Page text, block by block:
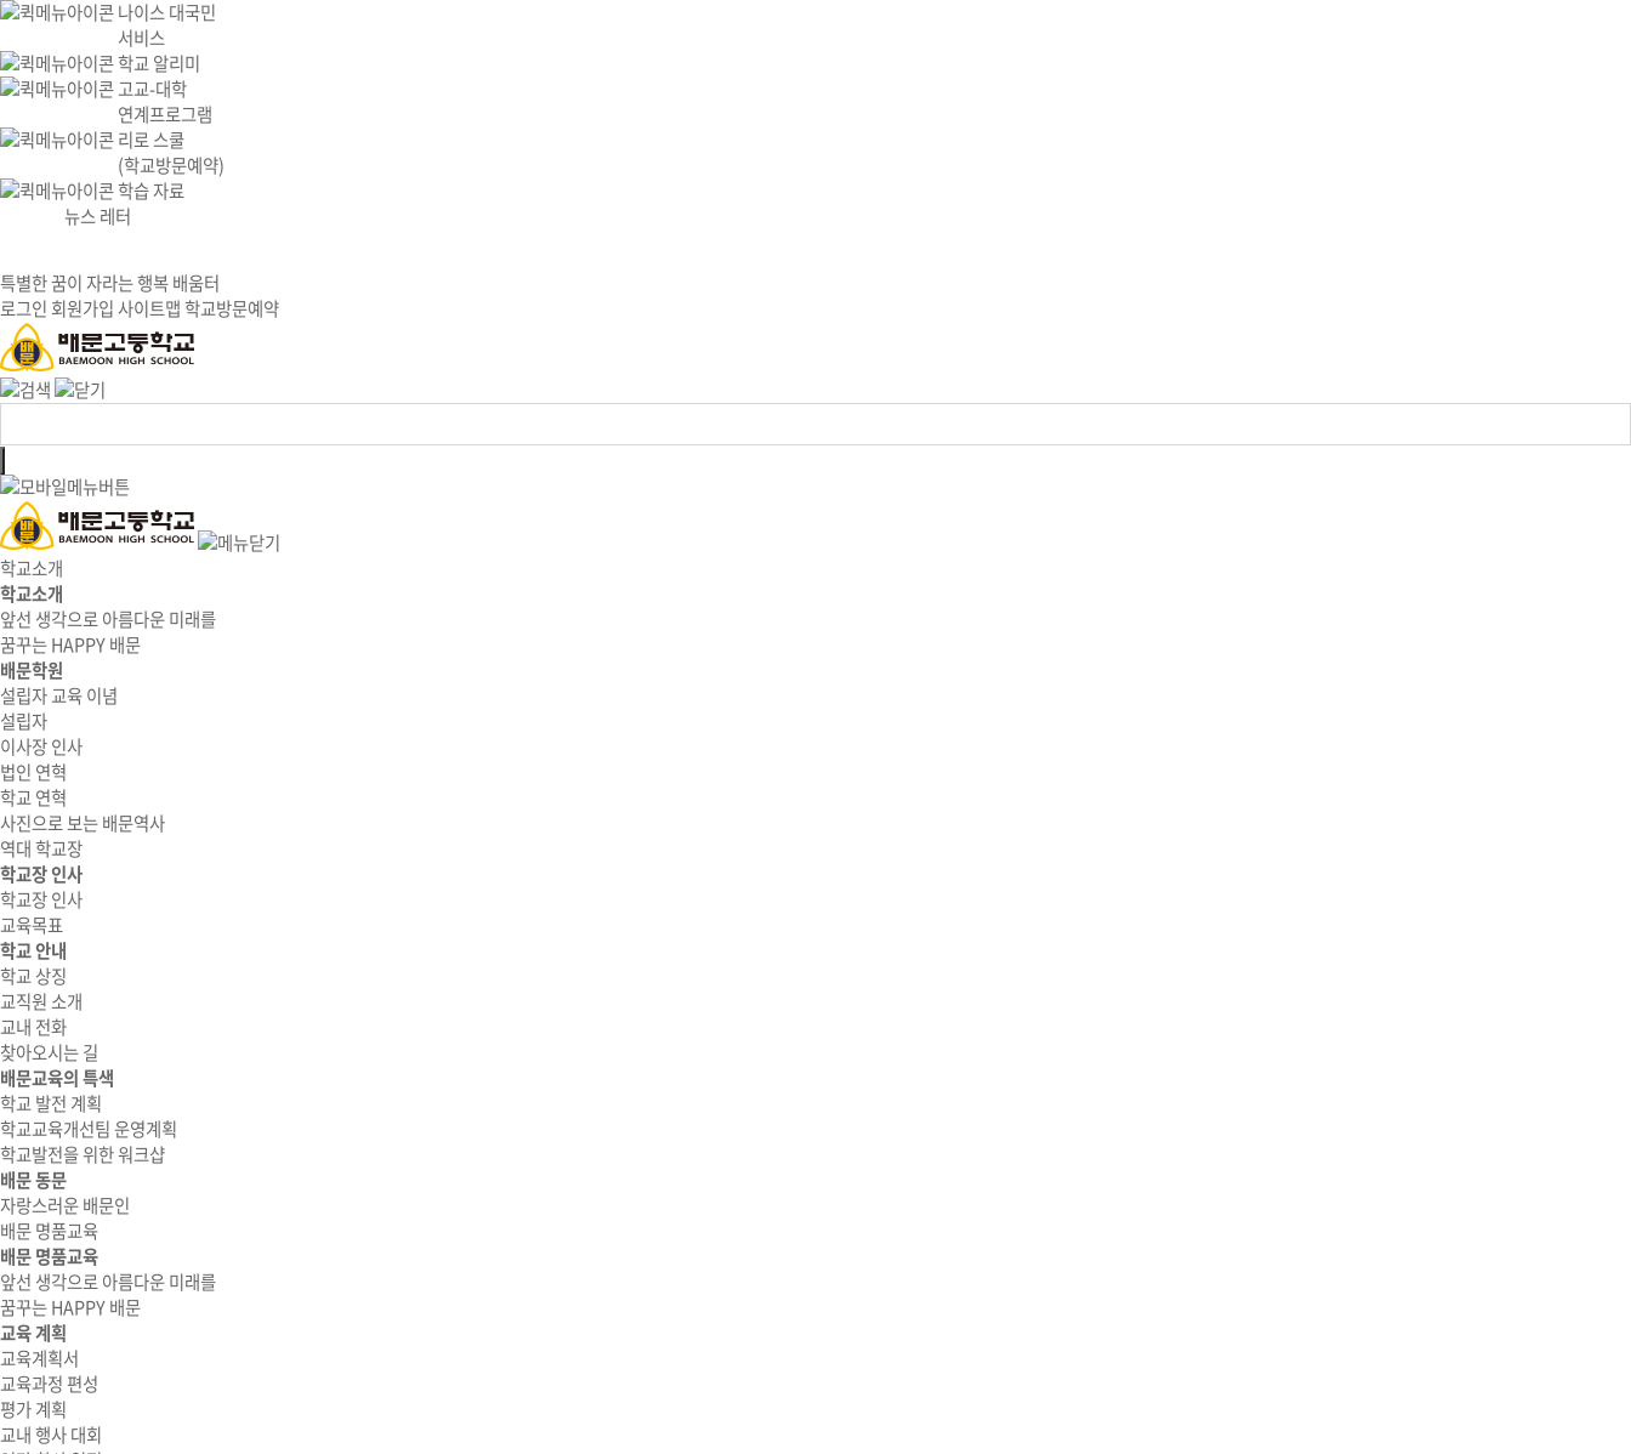
나이스 대국민
서비스
학교 알리미
고교-대학
연계프로그램
리로 스쿨
(학교방문예약)
학습 자료
뉴스 레터
특별한 꿈이 자라는 행복 배움터
로그인 회원가입사이트맵학교방문예약
학교소개
학교소개
앞선 생각으로 아름다운 미래를
꿈꾸는 HAPPY 배문
배문학원
설립자 교육 이념
설립자
이사장 인사
법인 연혁
학교 연혁
사진으로 보는 배문역사
역대 학교장
학교장 인사
학교장 인사
교육목표
학교 안내
학교 상징
교직원 소개
교내 전화
찾아오시는 길
배문교육의 특색
학교 발전 계획
학교교육개선팀 운영계획
학교발전을 위한 워크샵
배문 동문
자랑스러운 배문인
배문 명품교육
배문 명품교육
앞선 생각으로 아름다운 미래를
꿈꾸는 HAPPY 배문
교육 계획
교육계획서
교육과정 편성
평가 계획
교내 행사 대회